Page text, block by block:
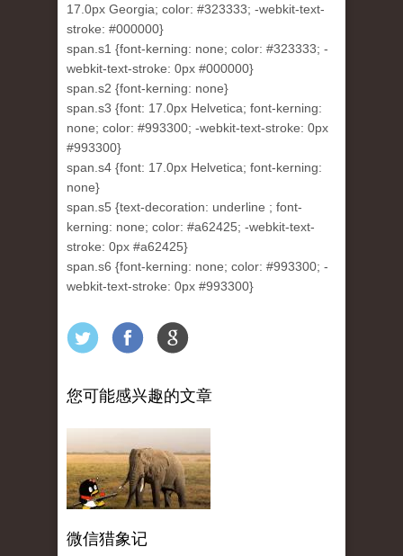
17.0px Georgia; color: #323333; -webkit-text-
stroke: #000000}
span.s1 {font-kerning: none; color: #323333; -
webkit-text-stroke: 0px #000000}
span.s2 {font-kerning: none}
span.s3 {font: 17.0px Helvetica; font-kerning:
none; color: #993300; -webkit-text-stroke: 0px
#993300}
span.s4 {font: 17.0px Helvetica; font-kerning:
none}
span.s5 {text-decoration: underline ; font-
kerning: none; color: #a62425; -webkit-text-
stroke: 0px #a62425}
span.s6 {font-kerning: none; color: #993300; -
webkit-text-stroke: 0px #993300}
您可能感兴趣的文章
微信猎象记